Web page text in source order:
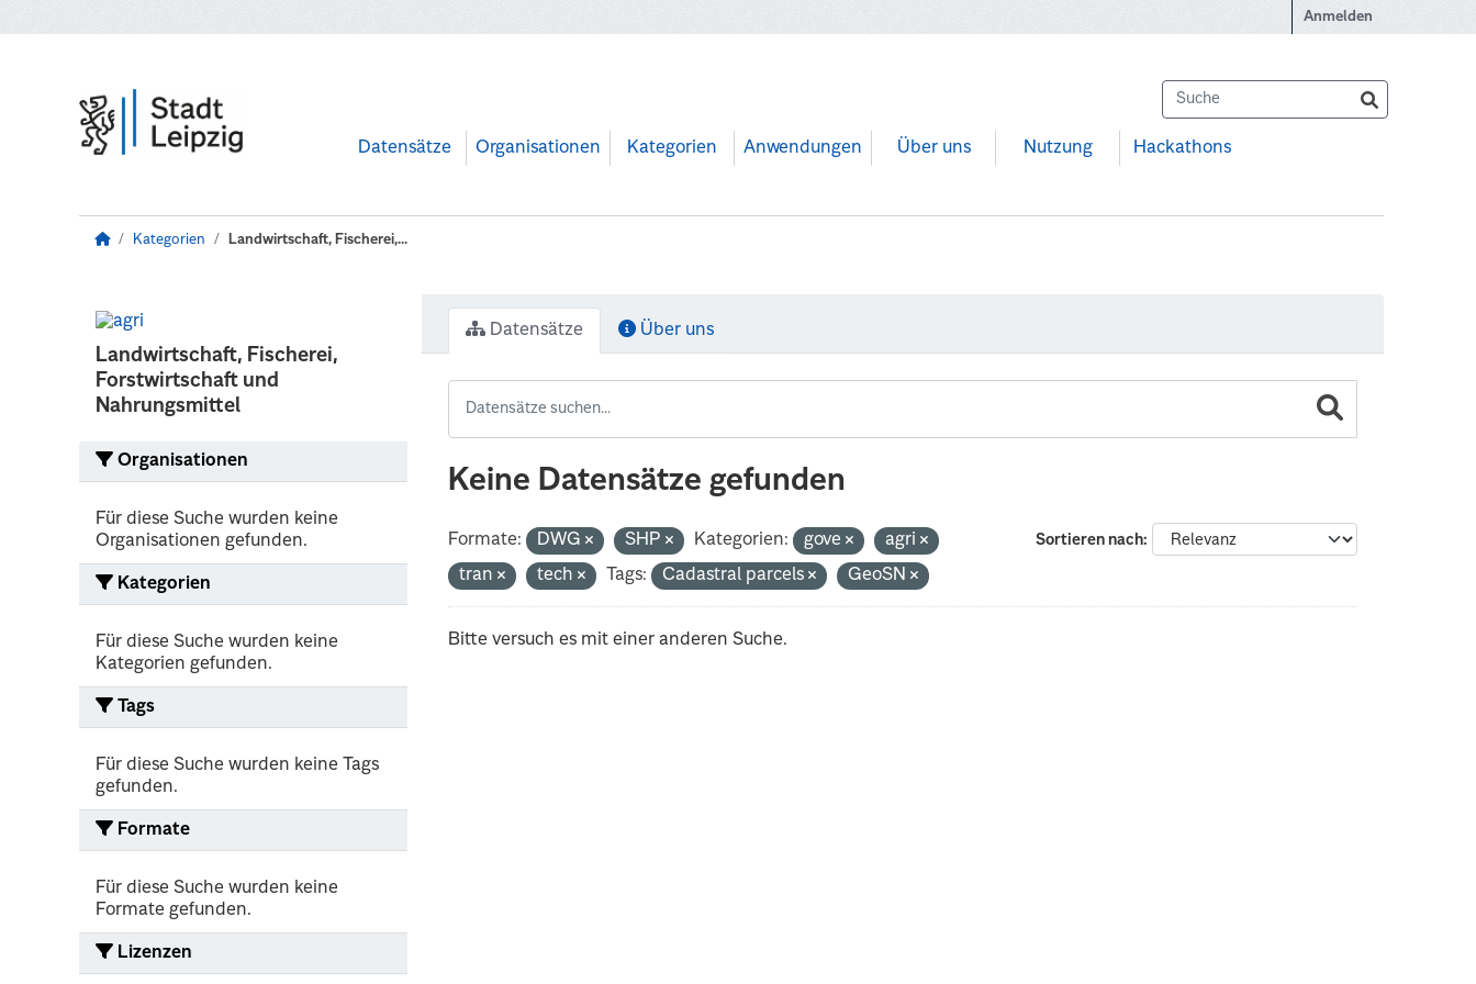
Anmelden
Datensätze Organisationen Kategorien Anwendungen Über uns Nutzung Hackathons
Kategorien Landwirtschaft, Fischerei,...
Landwirtschaft, Fischerei,
Forstwirtschaft und
Nahrungsmittel
Organisationen
Für diese Suche wurden keine
Organisationen gefunden.
Kategorien
Für diese Suche wurden keine
Kategorien gefunden.
Tags
Für diese Suche wurden keine Tags
gefunden.
Formate
Für diese Suche wurden keine
Formate gefunden.
Lizenzen
Datensätze Über uns
Keine Datensätze gefunden
Sortieren nach
Formate: DWG SHP Kategorien: gove
agri
tran
tech Tags: Cadastral parcels GeoSN
Bitte versuch es mit einer anderen Suche.